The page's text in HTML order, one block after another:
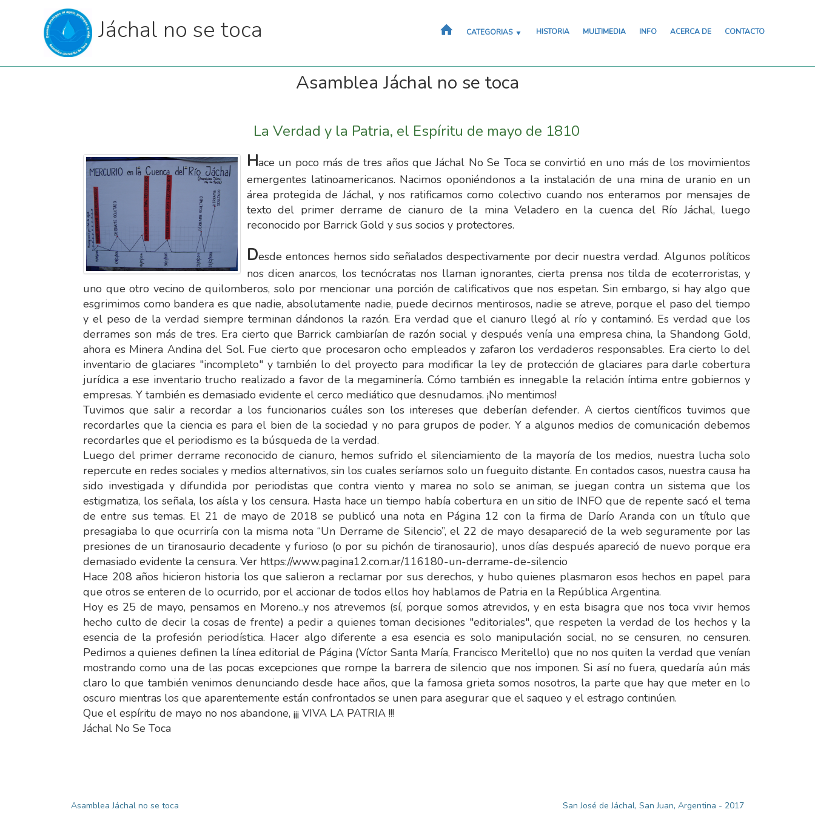
Jáchal no se toca CATEGORIAS HISTORIA MULTIMEDIA INFO ACERCA DE CONTACTO
Asamblea Jáchal no se toca
La Verdad y la Patria, el Espíritu de mayo de 1810
Hace un poco más de tres años que Jáchal No Se Toca se convirtió en uno más de los movimientos
emergentes latinoamericanos. Nacimos oponiéndonos a la instalación de una mina de uranio en un
área protegida de Jáchal, y nos ratificamos como colectivo cuando nos enteramos por mensajes de
texto del primer derrame de cianuro de la mina Veladero en la cuenca del Río Jáchal, luego
reconocido por Barrick Gold y sus socios y protectores.
Desde entonces hemos sido señalados despectivamente por decir nuestra verdad. Algunos políticos
nos dicen anarcos, los tecnócratas nos llaman ignorantes, cierta prensa nos tilda de ecoterroristas, y
uno que otro vecino de quilomberos, solo por mencionar una porción de calificativos que nos espetan. Sin embargo, si hay algo que
esgrimimos como bandera es que nadie, absolutamente nadie, puede decirnos mentirosos, nadie se atreve, porque el paso del tiempo
y el peso de la verdad siempre terminan dándonos la razón. Era verdad que el cianuro llegó al río y contaminó. Es verdad que los
derrames son más de tres. Era cierto que Barrick cambiarían de razón social y después venía una empresa china, la Shandong Gold,
ahora es Minera Andina del Sol. Fue cierto que procesaron ocho empleados y zafaron los verdaderos responsables. Era cierto lo del
inventario de glaciares "incompleto" y también lo del proyecto para modificar la ley de protección de glaciares para darle cobertura
jurídica a ese inventario trucho realizado a favor de la megaminería. Cómo también es innegable la relación íntima entre gobiernos y
empresas. Y también es demasiado evidente el cerco mediático que desnudamos. ¡No mentimos!
Tuvimos que salir a recordar a los funcionarios cuáles son los intereses que deberían defender. A ciertos científicos tuvimos que
recordarles que la ciencia es para el bien de la sociedad y no para grupos de poder. Y a algunos medios de comunicación debemos
recordarles que el periodismo es la búsqueda de la verdad.
Luego del primer derrame reconocido de cianuro, hemos sufrido el silenciamiento de la mayoría de los medios, nuestra lucha solo
repercute en redes sociales y medios alternativos, sin los cuales seríamos solo un fueguito distante. En contados casos, nuestra causa ha
sido investigada y difundida por periodistas que contra viento y marea no solo se animan, se juegan contra un sistema que los
estigmatiza, los señala, los aísla y los censura. Hasta hace un tiempo había cobertura en un sitio de INFO que de repente sacó el tema
de entre sus temas. El 21 de mayo de 2018 se publicó una nota en Página 12 con la firma de Darío Aranda con un título que
presagiaba lo que ocurriría con la misma nota “Un Derrame de Silencio”, el 22 de mayo desapareció de la web seguramente por las
presiones de un tiranosaurio decadente y furioso (o por su pichón de tiranosaurio), unos días después apareció de nuevo porque era
demasiado evidente la censura. Ver https://www.pagina12.com.ar/116180-un-derrame-de-silencio
Hace 208 años hicieron historia los que salieron a reclamar por sus derechos, y hubo quienes plasmaron esos hechos en papel para
que otros se enteren de lo ocurrido, por el accionar de todos ellos hoy hablamos de Patria en la República Argentina.
Hoy es 25 de mayo, pensamos en Moreno...y nos atrevemos (sí, porque somos atrevidos, y en esta bisagra que nos toca vivir hemos
hecho culto de decir la cosas de frente) a pedir a quienes toman decisiones "editoriales", que respeten la verdad de los hechos y la
esencia de la profesión periodística. Hacer algo diferente a esa esencia es solo manipulación social, no se censuren, no censuren.
Pedimos a quienes definen la línea editorial de Página (Víctor Santa María, Francisco Meritello) que no nos quiten la verdad que venían
mostrando como una de las pocas excepciones que rompe la barrera de silencio que nos imponen. Si así no fuera, quedaría aún más
claro lo que también venimos denunciando desde hace años, que la famosa grieta somos nosotros, la parte que hay que meter en lo
oscuro mientras los que aparentemente están confrontados se unen para asegurar que el saqueo y el estrago continúen.
Que el espíritu de mayo no nos abandone, ¡¡¡ VIVA LA PATRIA !!!
Jáchal No Se Toca
Asamblea Jáchal no se toca San José de Jáchal, San Juan, Argentina - 2017